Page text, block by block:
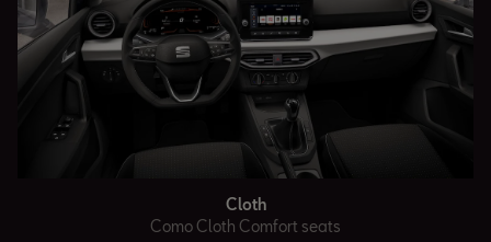
Cloth
Como Cloth Comfort seats